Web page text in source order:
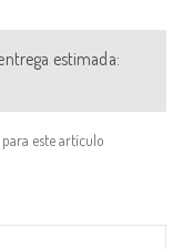
estimada:
este artículo